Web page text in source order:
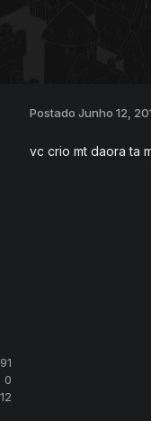
0
Postado Junho 12,
vc crio mt daora ta